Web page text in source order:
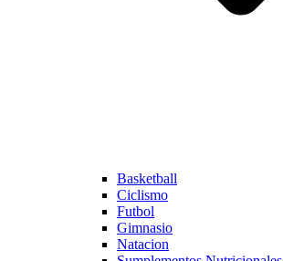
Basketball
Ciclismo
Futbol
Gimnasio
Natacion